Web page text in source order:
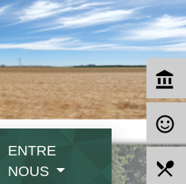
ENTRE
NOUS
account_balance
sentiment_satisfied_alt
local_dining